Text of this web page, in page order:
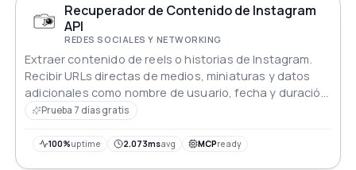
Recuperador de Contenido de Instagram
API
REDES SOCIALES Y NETWORKING
Extraer contenido de reels o historias de Instagram.
Recibir URLs directas de medios, miniaturas y datos
adicionales como nombre de usuario, fecha y duración
del video.
Prueba 7 días gratis
100%uptime 2.073msavg MCPready